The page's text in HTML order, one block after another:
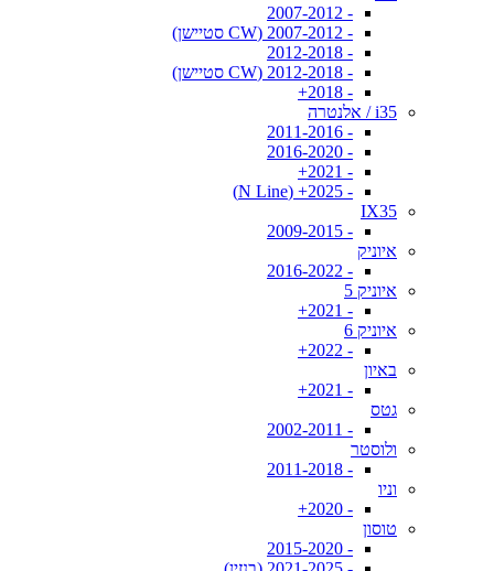
- 2007-2012
- 2007-2012 (CW סטיישן)
- 2012-2018
- 2012-2018 (CW סטיישן)
- 2018+
i35 / אלנטרה
- 2011-2016
- 2016-2020
- 2021+
- 2025+ (N Line)
IX35
- 2009-2015
איוניק
- 2016-2022
איוניק 5
- 2021+
איוניק 6
- 2022+
באיון
- 2021+
גטס
- 2002-2011
ולוסטר
- 2011-2018
וניו
- 2020+
טוסון
- 2015-2020